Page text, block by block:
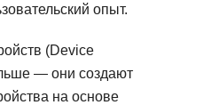
опыт.
(Device
— они создают
на основе